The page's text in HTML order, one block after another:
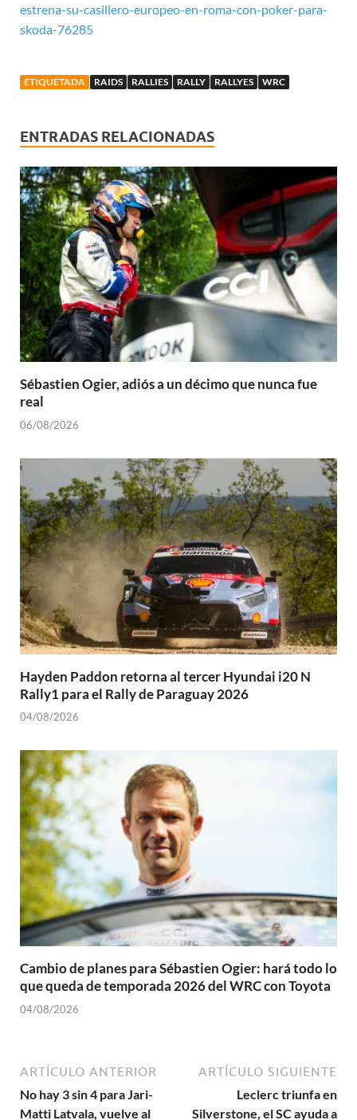
estrena-su-casillero-europeo-en-roma-con-poker-para-
skoda-76285
ETIQUETADA RAIDS RALLIES RALLY RALLYES WRC
ENTRADAS RELACIONADAS
Sébastien Ogier, adiós a un décimo que nunca fue
real
06/08/2026
Hayden Paddon retorna al tercer Hyundai i20 N
Rally1 para el Rally de Paraguay 2026
04/08/2026
Cambio de planes para Sébastien Ogier: hará todo lo
que queda de temporada 2026 del WRC con Toyota
04/08/2026
ARTÍCULO ANTERIOR
No hay 3 sin 4 para Jari-
Matti Latvala, vuelve al
ARTÍCULO SIGUIENTE
Leclerc triunfa en
Silverstone, el SC ayuda a